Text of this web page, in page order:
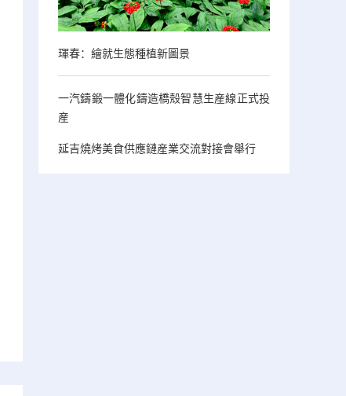
琿春：繪就生態種植新圖景
一汽鑄鍛一體化鑄造橋殼智慧生産線正式投
産
延吉燒烤美食供應鏈産業交流對接會舉行